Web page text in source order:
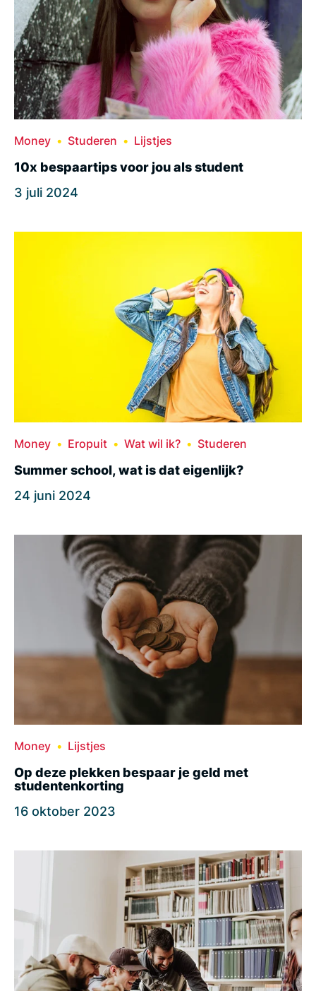
Money Studeren Lijstjes
10x bespaartips voor jou als student
3 juli 2024
Money Eropuit Wat wil ik? Studeren
Summer school, wat is dat eigenlijk?
24 juni 2024
Money Lijstjes
Op deze plekken bespaar je geld met
studentenkorting
16 oktober 2023